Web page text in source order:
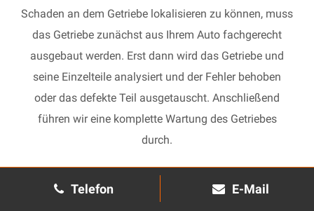
Telefon E-Mail
Schaden an dem Getriebe lokalisieren zu können, muss
das Getriebe zunächst aus Ihrem Auto fachgerecht
ausgebaut werden. Erst dann wird das Getriebe und
seine Einzelteile analysiert und der Fehler behoben
oder das defekte Teil ausgetauscht. Anschließend
führen wir eine komplette Wartung des Getriebes
durch.
2. Manuelles Getriebe:
Die Reparatur eines komplexen
Schaltgetriebes ist äußerst aufwendig und benötigt